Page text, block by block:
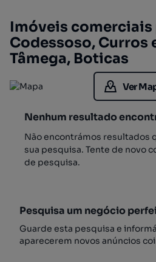
Imóveis comerciais
Codessoso, Curros
Tâmega, Boticas
Ver
Nenhum resultado
Não encontrámos resultados
sua pesquisa. Tente de novo
de pesquisa.
Pesquisa um negócio
Guarde esta pesquisa e
aparecerem novos anúncios